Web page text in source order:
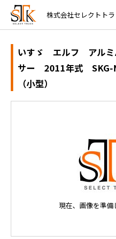
株式会社セレクトト
いすゞ エルフ アル
サー 2011年式
（小型）
現在、画像を準備